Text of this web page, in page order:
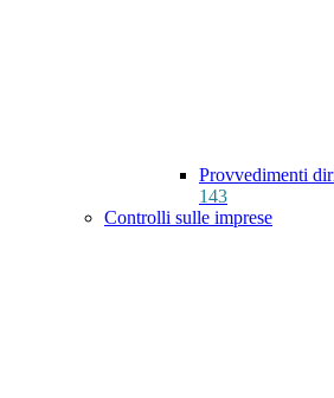
Provvedimenti
143
Controlli sulle imprese